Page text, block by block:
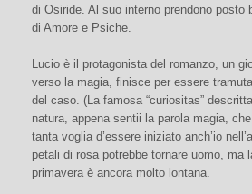
di Osiride. Al suo interno prendono
di Amore e Psiche.
Lucio è il protagonista del romanzo, un
verso la magia, finisce per essere
del caso. (La famosa “curiositas”
natura, appena sentii la parola magia,
tanta voglia d’essere iniziato anch’io
petali di rosa potrebbe tornare uomo,
primavera è ancora molto lontana.